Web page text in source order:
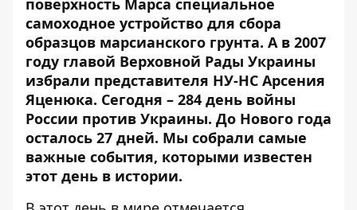
поверхность Марса специальное
самоходное устройство для сбора
образцов марсианского грунта. А в 2007
году главой Верховной Рады Украины
избрали представителя НУ-НС Арсения
Яценюка. Сегодня – 284 день войны
России против Украины. До Нового года
осталось 27 дней. Мы собрали самые
важные события, которыми известен
этот день в истории.